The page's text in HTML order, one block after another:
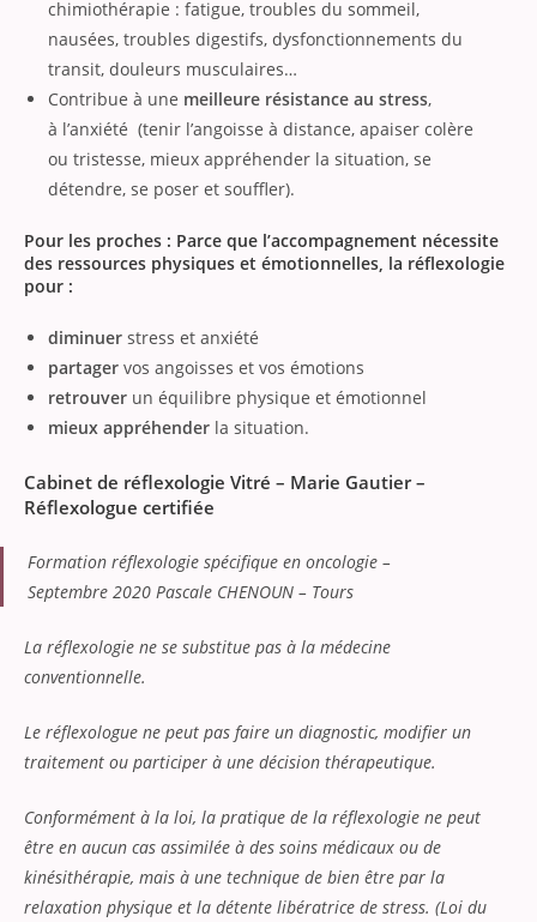
chimiothérapie : fatigue, troubles du sommeil,
nausées, troubles digestifs, dysfonctionnements du
transit, douleurs musculaires…
Contribue à une meilleure résistance au stress,
à l’anxiété (tenir l’angoisse à distance, apaiser colère
ou tristesse, mieux appréhender la situation, se
détendre, se poser et souffler).
Pour les proches : Parce que l’accompagnement nécessite
des ressources physiques et émotionnelles, la réflexologie
pour :
diminuer stress et anxiété
partager vos angoisses et vos émotions
retrouver un équilibre physique et émotionnel
mieux appréhender la situation.
Cabinet de réflexologie Vitré – Marie Gautier –
Réflexologue certifiée
Formation réflexologie spécifique en oncologie –
Septembre 2020 Pascale CHENOUN – Tours
La réflexologie ne se substitue pas à la médecine
conventionnelle.
Le réflexologue ne peut pas faire un diagnostic, modifier un
traitement ou participer à une décision thérapeutique.
Conformément à la loi, la pratique de la réflexologie ne peut
être en aucun cas assimilée à des soins médicaux ou de
kinésithérapie, mais à une technique de bien être par la
relaxation physique et la détente libératrice de stress. (Loi du